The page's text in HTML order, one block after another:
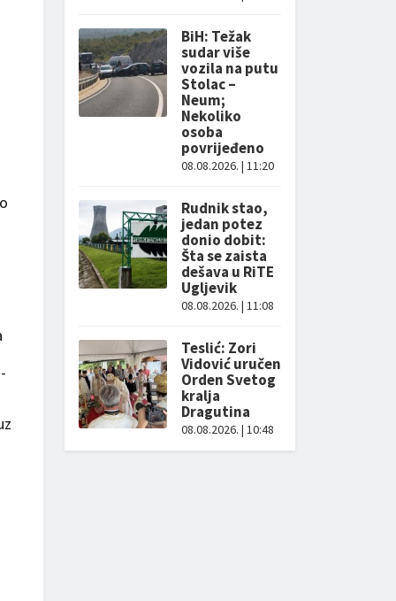
BiH: Težak
sudar više
vozila na putu
Stolac –
Neum;
Nekoliko
osoba
povrijeđeno
08.08.2026. | 11:20
Rudnik stao,
jedan potez
donio dobit:
Šta se zaista
dešava u RiTE
Ugljevik
08.08.2026. | 11:08
Teslić: Zori
Vidović uručen
Orden Svetog
kralja
Dragutina
08.08.2026. | 10:48